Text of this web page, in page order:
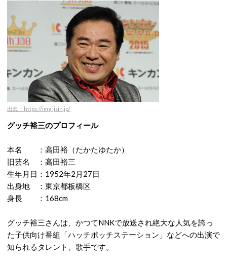
出典：https://img.jisin.jp/
グッチ裕三のプロフィール
本名 ：高田裕（たかたゆたか）
旧芸名 ：高田裕三
生年月日：1952年2月27日
出身地 ：東京都板橋区
身長 ：168cm
グッチ裕三さんは、かつてNNKで放送され絶大な人気を誇っ
た子供向け番組「ハッチポッチステーション」などへの出演で
知られるタレント、歌手です。